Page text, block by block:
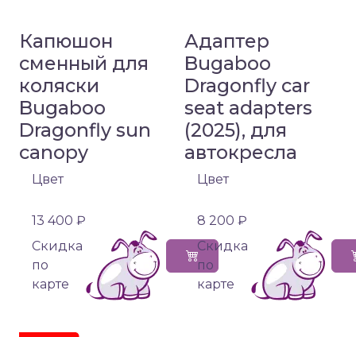
Капюшон
сменный для
коляски
Bugaboo
Dragonfly sun
canopy
Цвет
13 400 ₽
Cкидка
по
карте
Адаптер
Bugaboo
Dragonfly car
seat adapters
(2025), для
автокресла
Цвет
8 200 ₽
Cкидка
по
карте